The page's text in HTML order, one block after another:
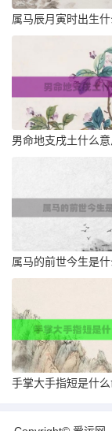
属马辰月寅时出生
男命地支戌土什么意
属马的前世今生是
手掌大手指短是什